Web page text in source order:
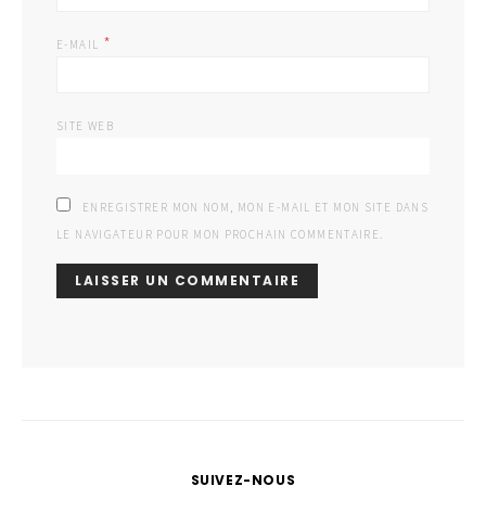
E-MAIL *
SITE WEB
ENREGISTRER MON NOM, MON E-MAIL ET MON SITE DANS
LE NAVIGATEUR POUR MON PROCHAIN COMMENTAIRE.
SUIVEZ-NOUS